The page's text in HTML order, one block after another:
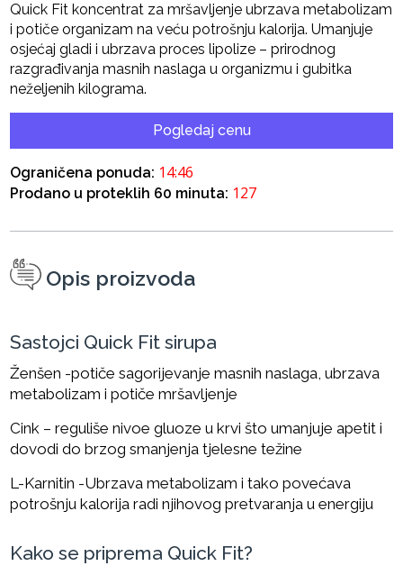
Quick Fit koncentrat za mršavljenje ubrzava metabolizam
i potiče organizam na veću potrošnju kalorija. Umanjuje
osjećaj gladi i ubrzava proces lipolize – prirodnog
razgrađivanja masnih naslaga u organizmu i gubitka
neželjenih kilograma.
Pogledaj cenu
Ograničena ponuda: 14:45
Prodano u proteklih 60 minuta: 127
Opis proizvoda
Sastojci Quick Fit sirupa
Ženšen -potiče sagorijevanje masnih naslaga, ubrzava
metabolizam i potiče mršavljenje
Cink – reguliše nivoe gluoze u krvi što umanjuje apetit i
dovodi do brzog smanjenja tjelesne težine
L-Karnitin -Ubrzava metabolizam i tako povećava
potrošnju kalorija radi njihovog pretvaranja u energiju
Kako se priprema Quick Fit?